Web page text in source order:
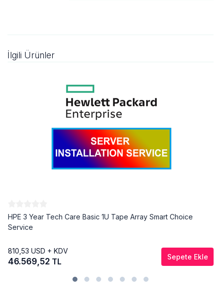
İlgili Ürünler
HPE 3 Year Tech Care Basic 1U Tape Array Smart Choice
Service
810,53 USD + KDV
46.569,52 TL Sepete Ekle